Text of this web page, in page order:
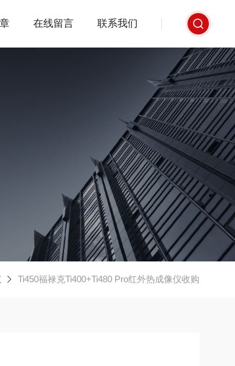
在线留言 联系我们
Ti450福禄克Ti400+Ti480 Pro红外热成像仪收购